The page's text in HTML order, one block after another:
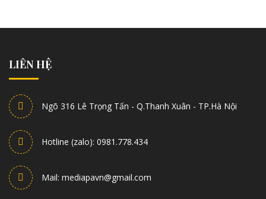
LIÊN HỆ
Ngõ 316 Lê Trọng Tấn - Q.Thanh Xuân - TP.Hà Nội
Hotline (zalo): 0981.778.434
Mail: mediapavn@gmail.com